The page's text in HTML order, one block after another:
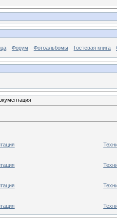
Форум Фотоальбомы Гостевая книга